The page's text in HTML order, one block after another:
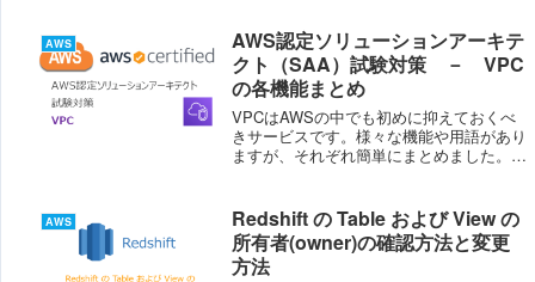
ではないでしょうか？AWS側...
AWS
AWS認定ソリューションアーキテ
クト（SAA）試験対策 － VPC
の各機能まとめ
VPCはAWSの中でも初めに抑えておくべ
きサービスです。様々な機能や用語があり
ますが、それぞれ簡単にまとめました。数
ブネット１VPCに200サブネットElast...
AWS
Redshift の Table および View の
所有者(owner)の確認方法と変更
方法